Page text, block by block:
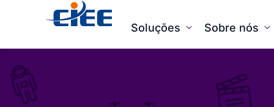
Soluções Sobre nós